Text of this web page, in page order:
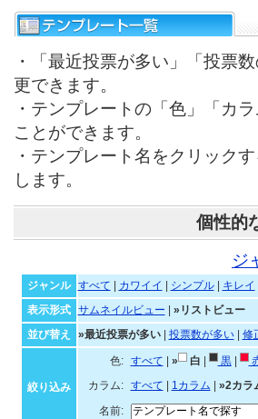
・「最近投票が多い」「投票
更できます。
・テンプレートの「色」「カ
ことができます。
・テンプレート名をクリック
します。
個性的
ジ
ジャンル すべて カワイイ シンプル| キレイ
表示形式
サムネイルビュー
»リストビュー
並び替え
»最近投票が多い| 投票数が多い| 修
絞り込み
色: すべて » 白 黒|
カラム:
すべて 1カラム »2カラ
名前: